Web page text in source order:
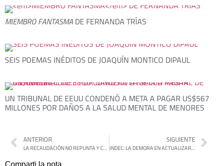
MIEMBRO FANTASMA DE FERNANDA TRÍAS
SEIS POEMAS INÉDITOS DE JOAQUÍN MONTICO DIPAUL
UN TRIBUNAL DE EEUU CONDENÓ A META A PAGAR US$567
MILLONES POR DAÑOS A LA SALUD MENTAL DE MENORES
ANTERIOR
LA RECAUDACIÓN NO REPUNTA Y CONFIRMA EL IMPACTO DEL AJUSTE EN LA ECONOMÍA
SIGUIENTE
INDEC: LA DEMORA EN ACTUALIZAR EL IPC IMPACTARÁ EN SALARIOS, JUBILACIONES Y POBREZA
Comparti la nota